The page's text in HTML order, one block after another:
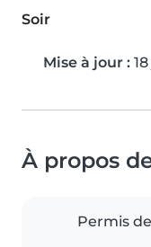
Soir
Mise à jour :
À propos
Permis